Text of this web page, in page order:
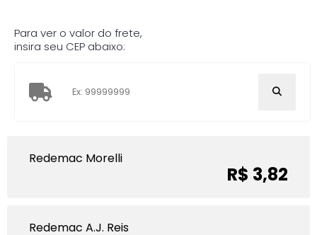
Para ver o valor do frete,
insira seu CEP abaixo:
Redemac Morelli
R$ 3,82
Redemac A.J. Reis